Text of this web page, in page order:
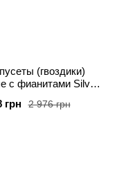
(гвоздики)
с фианитами Silver
2 976 грн
грн